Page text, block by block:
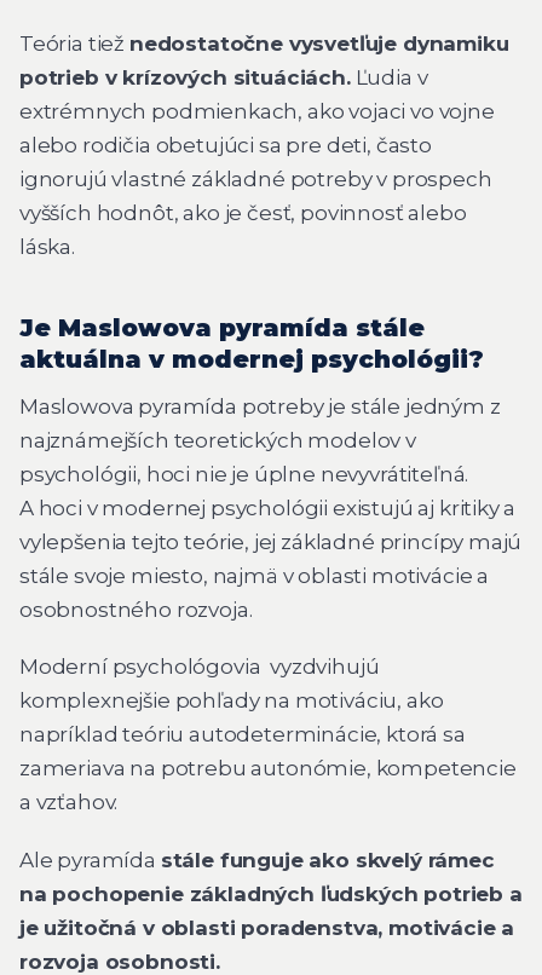
Teória tiež nedostatočne vysvetľuje dynamiku
potrieb v krízových situáciách.Ľudia v
extrémnych podmienkach, ako vojaci vo vojne
alebo rodičia obetujúci sa pre deti, často
ignorujú vlastné základné potreby v prospech
vyšších hodnôt, ako je česť, povinnosť alebo
láska.
Je Maslowova pyramída stále
aktuálna v modernej psychológii?
Maslowova pyramída potreby je stále jedným z
najznámejších teoretických modelov v
psychológii, hoci nie je úplne nevyvrátiteľná.
A hoci v modernej psychológii existujú aj kritiky a
vylepšenia tejto teórie, jej základné princípy majú
stále svoje miesto, najmä v oblasti motivácie a
osobnostného rozvoja.
Moderní psychológovia vyzdvihujú
komplexnejšie pohľady na motiváciu, ako
napríklad teóriu autodeterminácie, ktorá sa
zameriava na potrebu autonómie, kompetencie
a vzťahov.
Ale pyramída stále funguje ako skvelý rámec
na pochopenie základných ľudských potrieb a
je užitočná v oblasti poradenstva, motivácie a
rozvoja osobnosti.